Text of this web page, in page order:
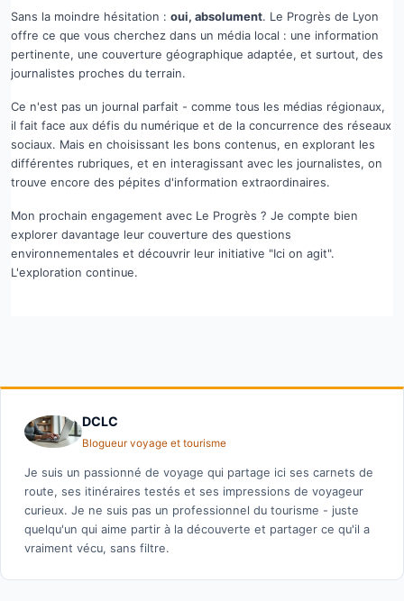
Sans la moindre hésitation : oui, absolument. Le Progrès de Lyon
offre ce que vous cherchez dans un média local : une information
pertinente, une couverture géographique adaptée, et surtout, des
journalistes proches du terrain.
Ce n'est pas un journal parfait - comme tous les médias régionaux,
il fait face aux défis du numérique et de la concurrence des réseaux
sociaux. Mais en choisissant les bons contenus, en explorant les
différentes rubriques, et en interagissant avec les journalistes, on
trouve encore des pépites d'information extraordinaires.
Mon prochain engagement avec Le Progrès ? Je compte bien
explorer davantage leur couverture des questions
environnementales et découvrir leur initiative "Ici on agit".
L'exploration continue.
DCLC
Blogueur voyage et tourisme
Je suis un passionné de voyage qui partage ici ses carnets de
route, ses itinéraires testés et ses impressions de voyageur
curieux. Je ne suis pas un professionnel du tourisme - juste
quelqu'un qui aime partir à la découverte et partager ce qu'il a
vraiment vécu, sans filtre.